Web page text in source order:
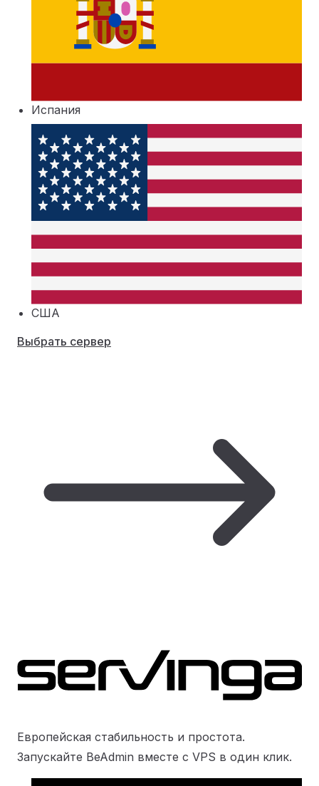
Испания
США
Выбрать сервер
Европейская стабильность и простота.
Запускайте BeAdmin вместе с VPS в один клик.